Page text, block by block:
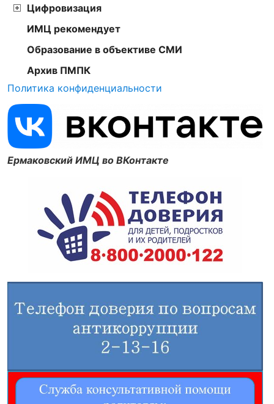
Цифровизация
ИМЦ рекомендует
Образование в объективе СМИ
Архив ПМПК
Политика конфиденциальности
Ермаковский ИМЦ во ВКонтакте